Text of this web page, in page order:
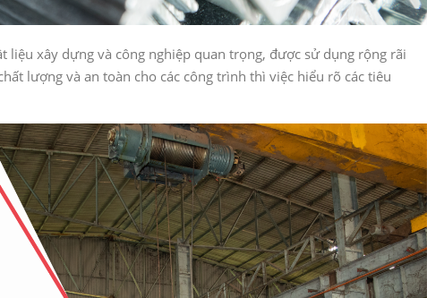
liệu xây dựng và công nghiệp quan trọng, được sử dụng rộng rãi
lượng và an toàn cho các công trình thì việc hiểu rõ các tiêu